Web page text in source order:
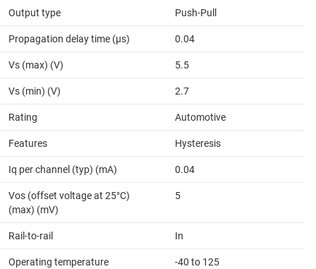
Output type Push-Pull
Propagation delay time (µs) 0.04
Vs (max) (V) 5.5
Vs (min) (V) 2.7
Rating Automotive
Features Hysteresis
Iq per channel (typ) (mA) 0.04
Vos (offset voltage at 25°C)
(max) (mV)
5
Rail-to-rail In
Operating temperature
-40 to 125